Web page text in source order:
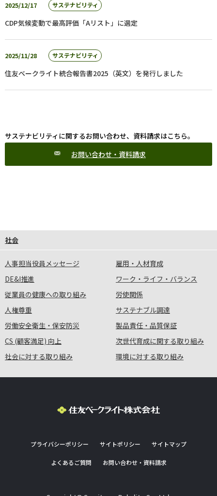
2025/12/17 サステナビリティ
CDP気候変動で最高評価「Aリスト」に選定
2025/11/28 サステナビリティ
住友ベークライト統合報告書2025（英文）を発行しました
サステナビリティに関するお問い合わせ、資料請求はこちら。
お問い合わせ・資料請求
社会
人事担当役員メッセージ
雇用・人材育成
DE&I推進
ワーク・ライフ・バランス
従業員の健康への取り組み
労使関係
人権尊重
サステナブル調達
労働安全衛生・保安防災
製品責任・品質保証
CS (顧客満足) 向上
次世代育成に関する取り組み
社会に対する取り組み
環境に対する取り組み
プライバシーポリシー サイトポリシー サイトマップ
よくあるご質問 お問い合わせ・資料請求